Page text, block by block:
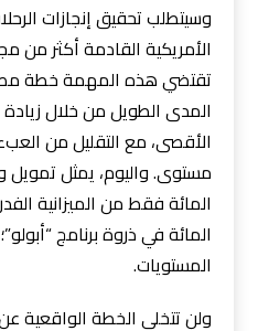
وسيتطلب تحقيق إنجازات
الأمريكية القادمة أكثر
تقتضي هذه المهمة خطة
المدى الطويل من خلال زيادة
الأقصى، مع التقليل من
المائة في ذروة برنامج
المستويات.
ولن تتخلى الخطة الواقعية